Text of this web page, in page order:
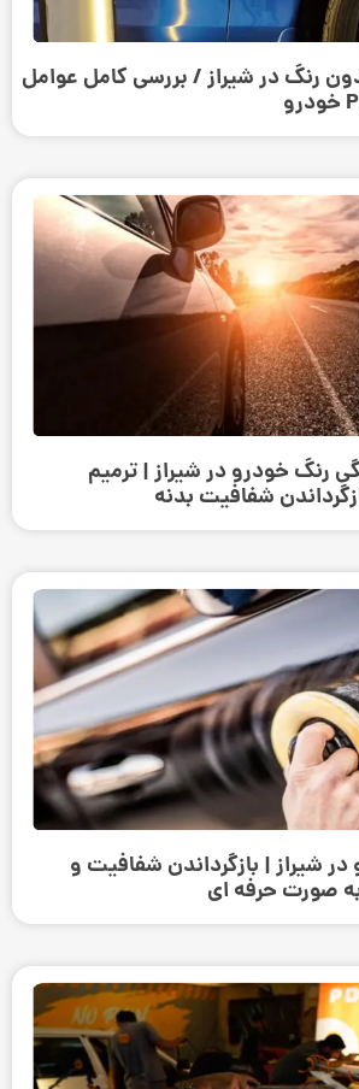
رنگ در شیراز / بررسی کامل عوامل
رنگ خودرو در شیراز | ترمیم
شفافیت بدنه
شیراز | بازگرداندن شفافیت و
صورت حرفه‌ ای